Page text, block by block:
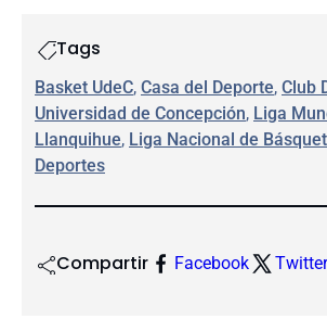
Tags
Basket UdeC, Casa del Deporte, Club
Universidad de Concepción, Liga
Llanquihue, Liga Nacional de
Deportes
Compartir Facebook Twitter